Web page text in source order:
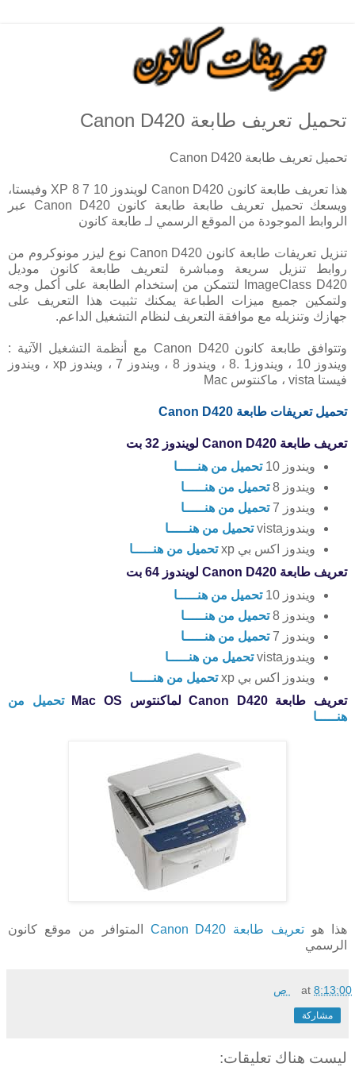
تحميل تعريف طابعة Canon D420
تحميل تعريف طابعة Canon D420
هذا تعريف طابعة كانون Canon D420 لويندوز 10 7 8 XP وفيستا،
ويسعك تحميل تعريف طابعة طابعة كانون Canon D420 عبر
الروابط الموجودة من الموقع الرسمي لـ طابعة كانون
تنزيل تعريفات طابعة كانون Canon D420 نوع ليزر مونوكروم من
روابط تنزيل سريعة ومباشرة لتعريف طابعة كانون موديل
ImageClass D420 لتتمكن من إستخدام الطابعة على أكمل وجه
ولتمكين جميع ميزات الطباعة يمكنك تثبيت هذا التعريف على
جهازك وتنزيله مع موافقة التعريف لنظام التشغيل الداعم.
وتتوافق طابعة كانون Canon D420 مع أنظمة التشغيل الآتية :
ويندوز 10 ، ويندوز1 .8 ، ويندوز 8 ، ويندوز 7 ، ويندوز xp ، ويندوز
فيستا vista ، ماكنتوس Mac
تحميل تعريفات طابعة Canon D420
تعريف طابعة Canon D420 لويندوز 32 بت
ويندوز 10
تحميل من هنـــــا
ويندوز 8
تحميل من هنـــــا
ويندوز 7
تحميل من هنـــــا
ويندوزvista
تحميل من هنـــــا
ويندوز اكس بي xp
تحميل من هنـــــا
تعريف طابعة Canon D420 لويندوز 64 بت
ويندوز 10
تحميل من هنـــــا
ويندوز 8
تحميل من هنـــــا
ويندوز 7
تحميل من هنـــــا
ويندوزvista
تحميل من هنـــــا
ويندوز اكس بي xp
تحميل من هنـــــا
تعريف طابعة Canon D420 لماكنتوس Mac OS
تحميل من
هنـــــا
هذا هو تعريف طابعة Canon D420
المتوافر من موقع كانون
الرسمي
at8:13:00 ص
مشاركة
ليست هناك تعليقات: